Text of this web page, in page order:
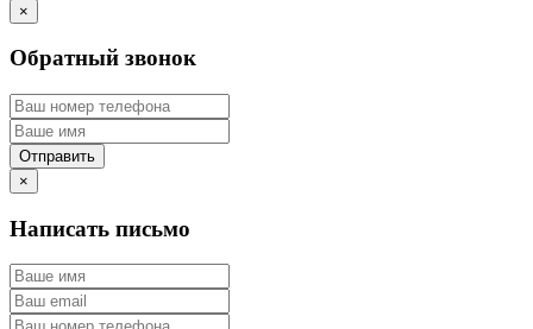
×
Обратный звонок
×
Написать письмо